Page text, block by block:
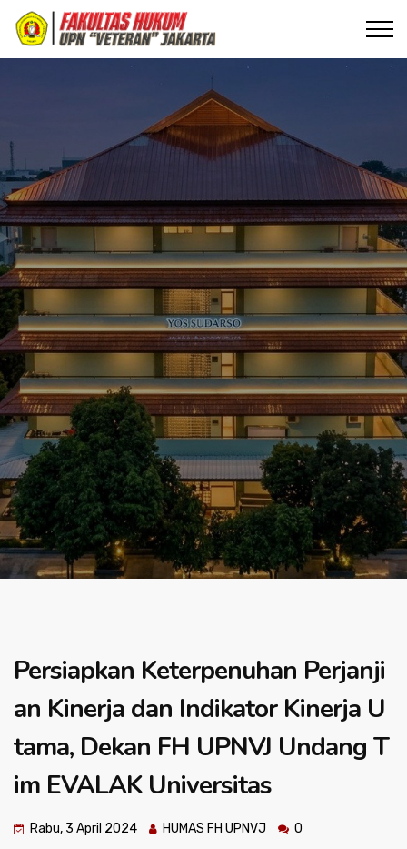
Persiapkan Keterpenuhan Perjanji
an Kinerja dan Indikator Kinerja U
tama, Dekan FH UPNVJ Undang T
im EVALAK Universitas
Rabu, 3 April 2024 HUMAS FH UPNVJ 0